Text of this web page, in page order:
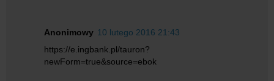
Anonimowy 10 lutego 2016 21:43
https://e.ingbank.pl/tauron?
newForm=true&source=ebok